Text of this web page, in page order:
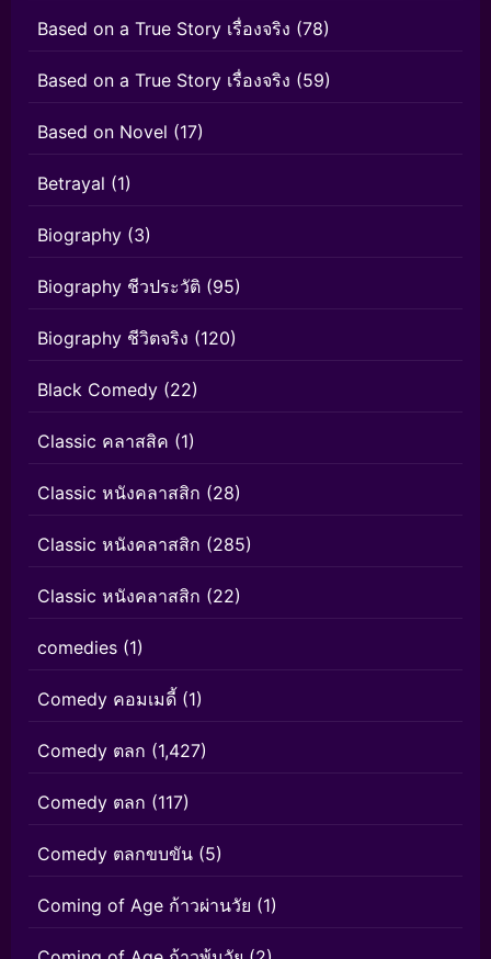
Based on a True Story เรื่องจริง (78)
Based on a True Story เรื่องจริง (59)
Based on Novel (17)
Betrayal (1)
Biography (3)
Biography ชีวประวัติ (95)
Biography ชีวิตจริง (120)
Black Comedy (22)
Classic คลาสสิค (1)
Classic หนังคลาสสิก (28)
Classic หนังคลาสสิก (285)
Classic หนังคลาสสิก (22)
comedies (1)
Comedy คอมเมดี้ (1)
Comedy ตลก (1,427)
Comedy ตลก (117)
Comedy ตลกขบขัน (5)
Coming of Age ก้าวผ่านวัย (1)